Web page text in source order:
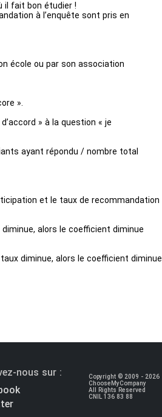
il fait bon étudier !
à l’enquête sont pris en
école ou par son association
».
» à la question « je
ayant répondu / nombre total
et le taux de recommandation
alors le coefficient diminue
diminue, alors le coefficient diminue
nous sur :
Copyright © 2009 - 2026
ChooseMyCompany
All Rights Reserved
CNIL 136 83 88